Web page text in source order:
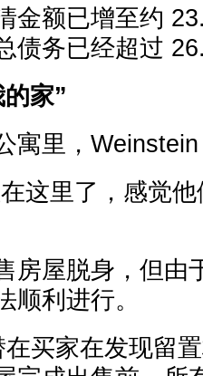
金额已增至约
债务已经超过
家”
寓里，
这里了，感觉
房屋脱身，但由
顺利进行。
买家在发现留